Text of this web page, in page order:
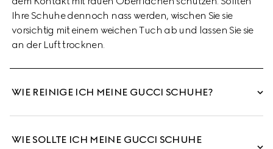
Ihre Schuhe dennoch nass werden, wischen Sie sie
vorsichtig mit einem weichen Tuch ab und lassen Sie sie
an der Luft trocknen.
WIE REINIGE ICH MEINE GUCCI SCHUHE?
WIE SOLLTE ICH MEINE GUCCI SCHUHE